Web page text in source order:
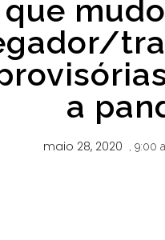
que
a
maio 28, 2020 , 9:00